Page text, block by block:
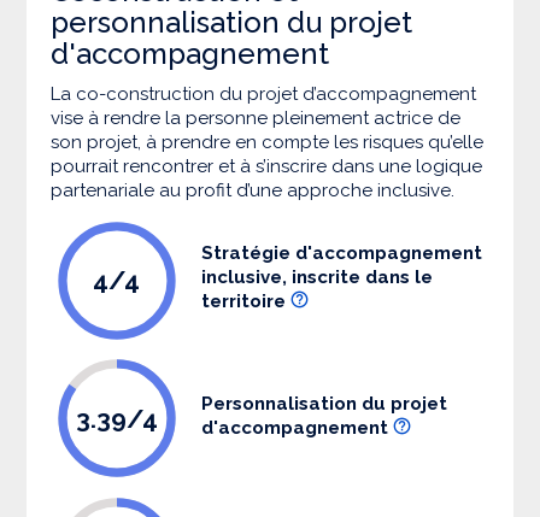
personnalisation du projet
d'accompagnement
La co-construction du projet d’accompagnement
vise à rendre la personne pleinement actrice de
son projet, à prendre en compte les risques qu’elle
pourrait rencontrer et à s’inscrire dans une logique
partenariale au profit d’une approche inclusive.
4/4
Stratégie d'accompagnement
inclusive, inscrite dans le
territoire
3.39/4
Personnalisation du projet
d'accompagnement